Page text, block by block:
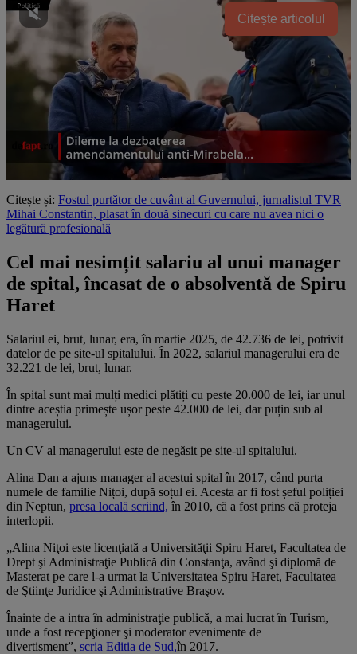
Citește articolul
Citește și: Fostul purtător de cuvânt al Guvernului, jurnalistul TVR
Mihai Constantin, plasat în două sinecuri cu care nu avea nici o
legătură profesională
Cel mai nesimțit salariu al unui manager
de spital, încasat de o absolventă de Spiru
Haret
Salariul ei, brut, lunar, era, în martie 2025, de 42.736 de lei, potrivit
datelor de pe site-ul spitalului. În 2022, salariul managerului era de
32.221 de lei, brut, lunar.
În spital sunt mai mulți medici plătiți cu peste 20.000 de lei, iar unul
dintre aceștia primește ușor peste 42.000 de lei, dar puțin sub al
managerului.
Un CV al managerului este de negăsit pe site-ul spitalului.
Alina Dan a ajuns manager al acestui spital în 2017, când purta
numele de familie Nițoi, după soțul ei. Acesta ar fi fost șeful poliției
din Neptun, presa locală scriind, în 2010, că a fost prins că proteja
interlopii.
„Alina Niţoi este licenţiată a Universităţii Spiru Haret, Facultatea de
Drept şi Administraţie Publică din Constanţa, având şi diplomă de
Masterat pe care l-a urmat la Universitatea Spiru Haret, Facultatea
de Ştiinţe Juridice şi Administrative Braşov.
Înainte de a intra în administraţie publică, a mai lucrat în Turism,
unde a fost recepţioner şi moderator evenimente de
divertisment”, scria Editia de Sud,în 2017.